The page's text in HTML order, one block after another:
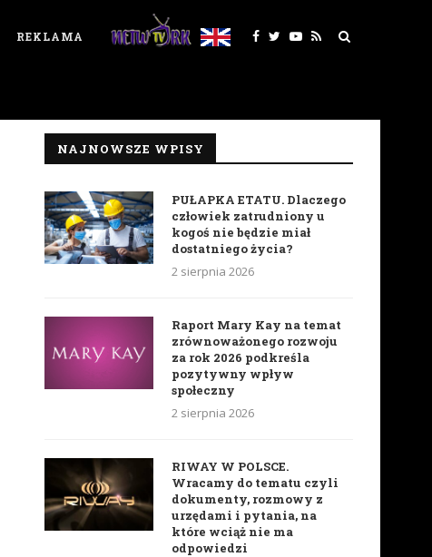
REKLAMA
NAJNOWSZE WPISY
PUŁAPKA ETATU. Dlaczego
człowiek zatrudniony u
kogoś nie będzie miał
dostatniego życia?
2 sierpnia 2026
Raport Mary Kay na temat
zrównoważonego rozwoju
za rok 2026 podkreśla
pozytywny wpływ
społeczny
2 sierpnia 2026
RIWAY W POLSCE.
Wracamy do tematu czyli
dokumenty, rozmowy z
urzędami i pytania, na
które wciąż nie ma
odpowiedzi